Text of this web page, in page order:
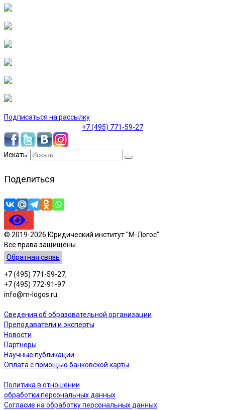
Подписаться на рассылку
+7 (495) 771-59-27
Искать:
Поделиться
© 2019-2026 Юридический институт "М-Логос".
Все права защищены.
Обратная связь
+7 (495) 771-59-27,
+7 (495) 772-91-97
info@m-logos.ru
Сведения об образовательной организации
Преподаватели и эксперты
Новости
Партнеры
Научные публикации
Оплата с помощью банковской карты
Политика в отношении
обработки персональных данных
Согласие на обработку персональных данных